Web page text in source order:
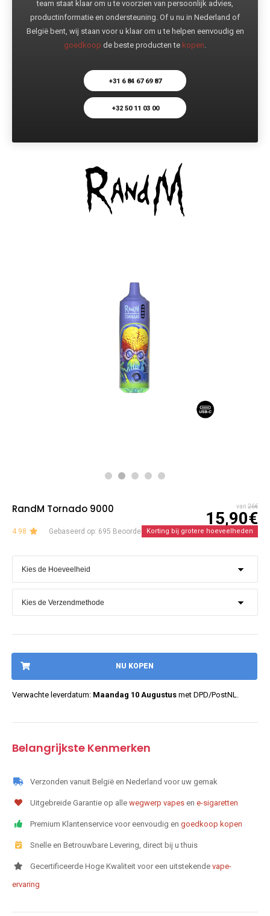
team staat klaar om u te voorzien van persoonlijk advies,
productinformatie en ondersteuning. Of u nu in Nederland of
België bent, wij staan voor u klaar om u te helpen eenvoudig en
goedkoop de beste producten te kopen.
+31 6 84 67 69 87
+32 50 11 03 00
RandM Tornado 9000 van 26€
15,90€
4.98 Gebaseerd op: 695 BeoordelingenKorting bij grotere hoeveelheden
NU KOPEN
Verwachte leverdatum: Maandag 10 Augustus met DPD/PostNL.
Belangrijkste Kenmerken
Verzonden vanuit België en Nederland voor uw gemak
Uitgebreide Garantie op alle wegwerp vapes en e-sigaretten
Premium Klantenservice voor eenvoudig en goedkoop kopen
Snelle en Betrouwbare Levering, direct bij u thuis
Gecertificeerde Hoge Kwaliteit voor een uitstekende vape-
ervaring